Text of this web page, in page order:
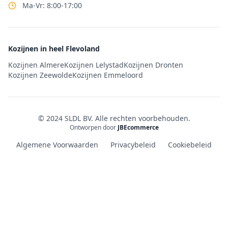
Ma-Vr: 8:00-17:00
Kozijnen in heel Flevoland
Kozijnen AlmereKozijnen LelystadKozijnen Dronten
Kozijnen ZeewoldeKozijnen Emmeloord
© 2024 SLDL BV. Alle rechten voorbehouden.
Ontworpen door JBEcommerce
Algemene Voorwaarden Privacybeleid Cookiebeleid